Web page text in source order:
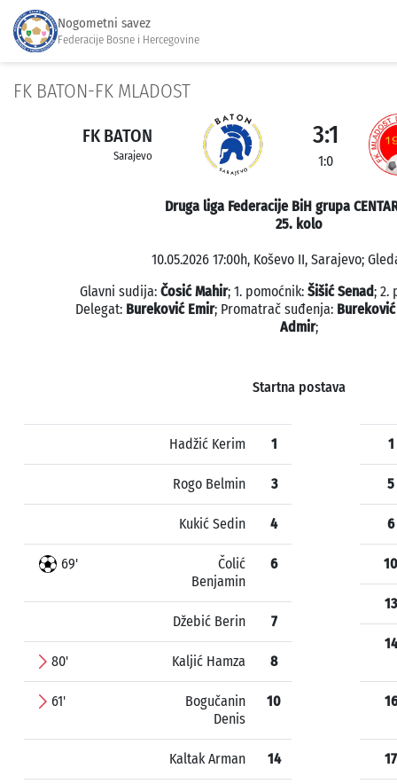
Nogometni savez
Federacije Bosne i Hercegovine
FK BATON-FK MLADOST
FK BATON
Sarajevo
3:1
1:0
Druga liga Federacije BiH grupa
25. kolo
10.05.2026 17:00h, Koševo II, Sarajevo;
Glavni sudija: Čosić Mahir; 1. pomoćnik: Šišić Senad; 2.
Delegat: Bureković Emir; Promatrač suđenja:
Admir;
Startna postava
Hadžić Kerim 1
Rogo Belmin 3
Kukić Sedin 4
69'
Čolić
Benjamin
6
Džebić Berin 7
80' Kaljić Hamza 8
61'
Bogučanin
Denis
10
Kaltak Arman 14
1
5
6
10
13
14
16
17